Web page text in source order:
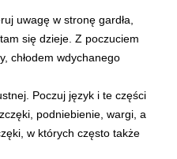
uwagę w stronę gardła,
się dzieje. Z poczuciem
chłodem wdychanego
Poczuj język i te części
podniebienie, wargi, a
w których często także